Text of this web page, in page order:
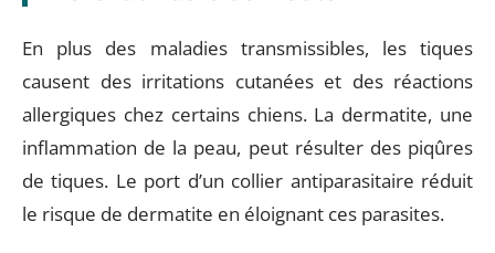
En plus des maladies transmissibles, les tiques
causent des irritations cutanées et des réactions
allergiques chez certains chiens. La dermatite, une
inflammation de la peau, peut résulter des piqûres
de tiques. Le port d’un collier antiparasitaire réduit
le risque de dermatite en éloignant ces parasites.